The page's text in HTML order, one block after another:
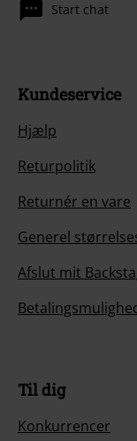
Start chat
Kundeservice
Hjælp
Returpolitik
Returnér en vare
Generel
Afslut mit
Til dig
Konkurrencer